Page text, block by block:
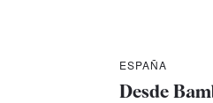
ESPAÑA
Desde